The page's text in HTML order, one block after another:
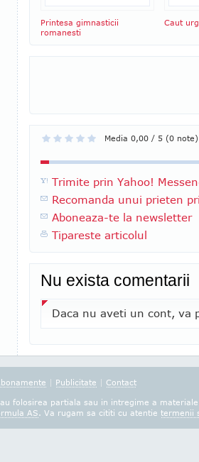
Printesa gimnasticii
romanesti
Caut
Media 0,00 / 5 (0 note)
Trimite prin Yahoo!
Recomanda unui prieten
Aboneaza-te la newsletter
Tipareste articolul
Nu exista comentarii
Daca nu aveti un cont, va
| Publicitate | Contact
folosirea partiala sau in intregime a
AS. Va rugam sa cititi cu atentie termenii